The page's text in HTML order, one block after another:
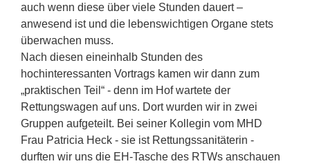
auch wenn diese über viele Stunden dauert –
anwesend ist und die lebenswichtigen Organe stets
überwachen muss.
Nach diesen eineinhalb Stunden des
hochinteressanten Vortrags kamen wir dann zum
„praktischen Teil“ - denn im Hof wartete der
Rettungswagen auf uns. Dort wurden wir in zwei
Gruppen aufgeteilt. Bei seiner Kollegin vom MHD
Frau Patricia Heck - sie ist Rettungssanitäterin -
durften wir uns die EH-Tasche des RTWs anschauen